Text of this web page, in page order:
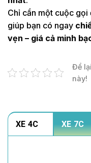
Chỉ cần một cuộc gọi
giúp bạn có ngay
vẹn – giá cả minh
Để
này!
XE 4C XE 7C